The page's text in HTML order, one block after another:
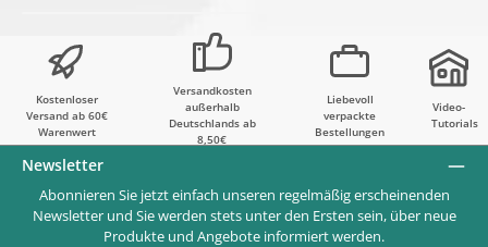
Kostenloser
Versand ab 60€
Warenwert
Versandkosten
außerhalb
Deutschlands ab
8,50€
Liebevoll
verpackte
Bestellungen
Video-
Tutorials
Newsletter
Abonnieren Sie jetzt einfach unseren regelmäßig erscheinenden
Newsletter und Sie werden stets unter den Ersten sein, über neue
Produkte und Angebote informiert werden.